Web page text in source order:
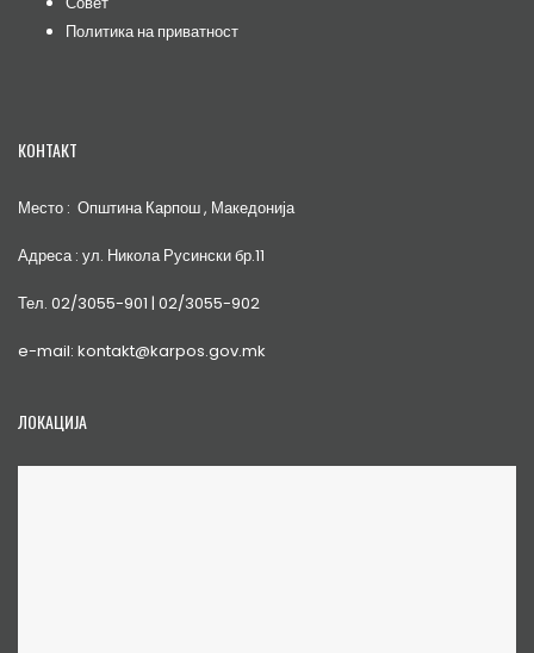
Политика на приватност
КОНТАКТ
Место : Општина Карпош , Македонија
Адреса : ул. Никола Русински бр.11
Тел. 02/3055-901 | 02/3055-902
e-mail: kontakt@karpos.gov.mk
ЛОКАЦИЈА